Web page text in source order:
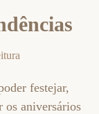
festejar,
os aniversários